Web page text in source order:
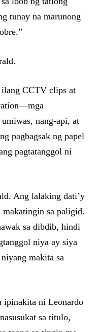
tunay na marunong
ilang CCTV clips at
nang-api, at
pagbagsak ng papel
pagtatanggol ni
Ang lalaking dati’y
sa paligid.
sa dibdib, hindi
niya ay siya
makita sa
ipinakita ni Leonardo
sa titulo,